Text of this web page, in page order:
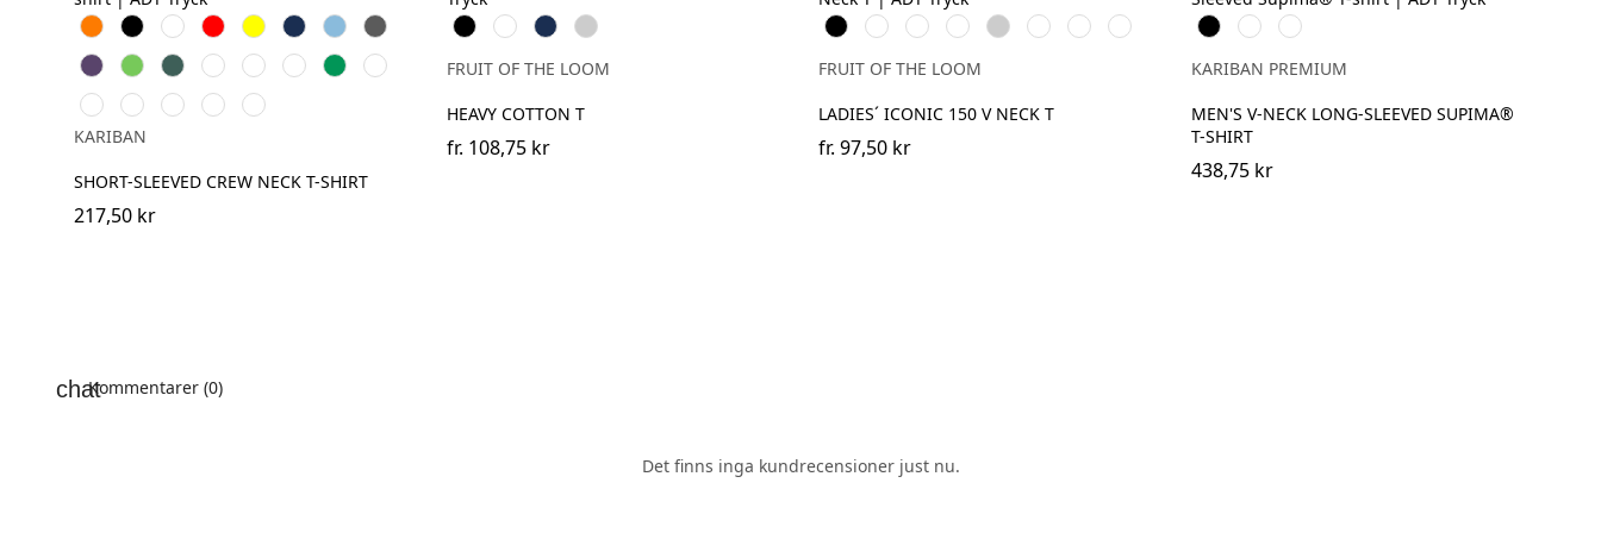
Orange
Svart Vit Röd Gul Navy Sky
Blue
Dark
Grey
PurpleLime
Forest
Green
Ash
grey
ChocolateFuchsia
Kelly
Green
Dark
Khaki
Oxford
Grey
Light
Royal
Blue
Wine Light
Sand
Tropical
Blue
KARIBAN
SHORT-SLEEVED CREW NECK T-SHIRT
217,50 kr
BlackWhiteNavy Heather
Grey
FRUIT OF THE LOOM
HEAVY COTTON T
fr. 108,75 kr
BlackWhiteRed FuchsiaHeather
Grey
Deep
Navy
Powder
Rose
Soft
Lavender
FRUIT OF THE LOOM
LADIES´ ICONIC 150 V NECK T
fr. 97,50 kr
Svart Vit
Deep
Navy
KARIBAN PREMIUM
MEN'S V-NECK LONG-SLEEVED SUPIMA®
T-SHIRT
438,75 kr
Kommentarer (0)
Det finns inga kundrecensioner just nu.